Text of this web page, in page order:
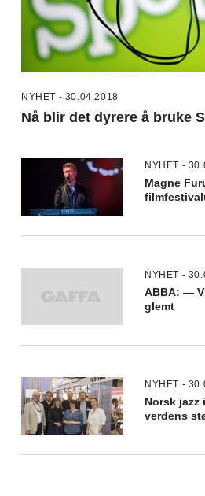
NYHET - 30.04.2018
Nå blir det dyrere å bruke
NYHET -
Magne
NYHET -
ABBA: —
glemt
NYHET -
Norsk jazz
verdens